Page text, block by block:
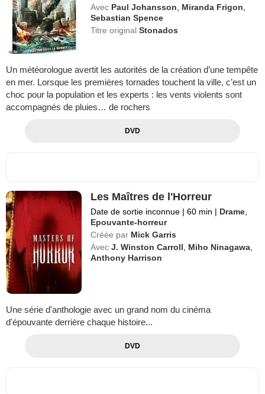
Avec Paul Johansson Miranda Frigon
Sebastian Spence
Titre originalStonados
Un météorologue avertit les autorités de la création d’une tempête
en mer. Lorsque les premières tornades touchent la ville, c’est un
choc pour la population et les experts : les vents violents sont
accompagnés de pluies… de rochers
DVD
Les Maîtres de l'Horreur
Date de sortie inconnue | 60 min | Drame
Epouvante-horreur
Créée par Mick Garris
Avec J. Winston Carroll Miho Ninagawa
Anthony Harrison
Une série d'anthologie avec un grand nom du cinéma
d'épouvante derrière chaque histoire...
DVD